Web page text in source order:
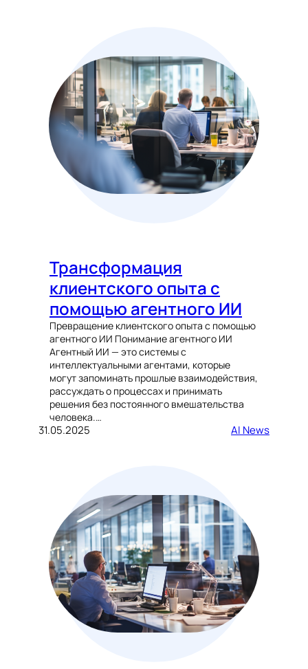
Трансформация
клиентского опыта с
помощью агентного ИИ
Превращение клиентского опыта с помощью
агентного ИИ Понимание агентного ИИ
Агентный ИИ — это системы с
интеллектуальными агентами, которые
могут запоминать прошлые взаимодействия,
рассуждать о процессах и принимать
решения без постоянного вмешательства
человека.…
31.05.2025 AI News